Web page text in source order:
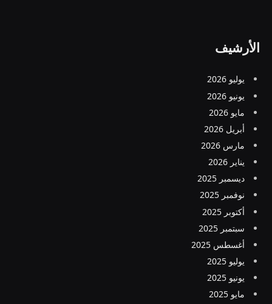
الأرشيف
يوليو 2026
يونيو 2026
مايو 2026
أبريل 2026
مارس 2026
يناير 2026
ديسمبر 2025
نوفمبر 2025
أكتوبر 2025
سبتمبر 2025
أغسطس 2025
يوليو 2025
يونيو 2025
مايو 2025